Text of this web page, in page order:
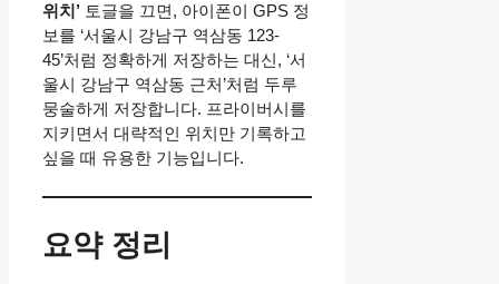
위치’ 토글을 끄면, 아이폰이 GPS 정
보를 ‘서울시 강남구 역삼동 123-
45’처럼 정확하게 저장하는 대신, ‘서
울시 강남구 역삼동 근처’처럼 두루
뭉술하게 저장합니다. 프라이버시를
지키면서 대략적인 위치만 기록하고
싶을 때 유용한 기능입니다.
요약 정리